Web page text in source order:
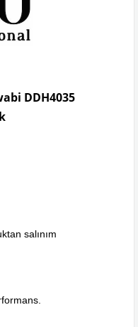
DDH4035
salınım